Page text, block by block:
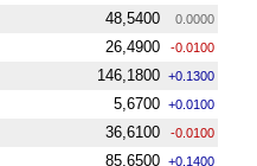
48,5400 0.0000
26,4900 -0.0100
146,1800 +0.1300
5,6700 +0.0100
36,6100 -0.0100
85,6500 +0.1400